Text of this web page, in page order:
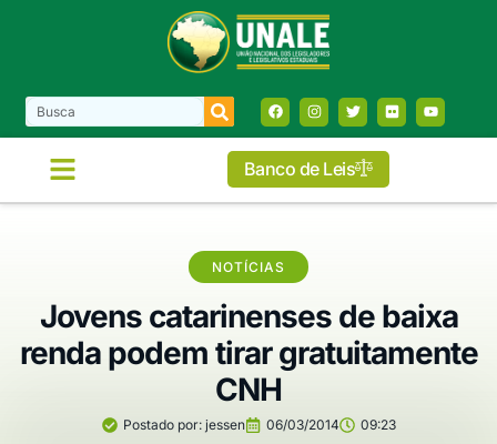
Banco de Leis
NOTÍCIAS
Jovens catarinenses de baixa
renda podem tirar gratuitamente
CNH
Postado por:jessen 06/03/2014 09:23